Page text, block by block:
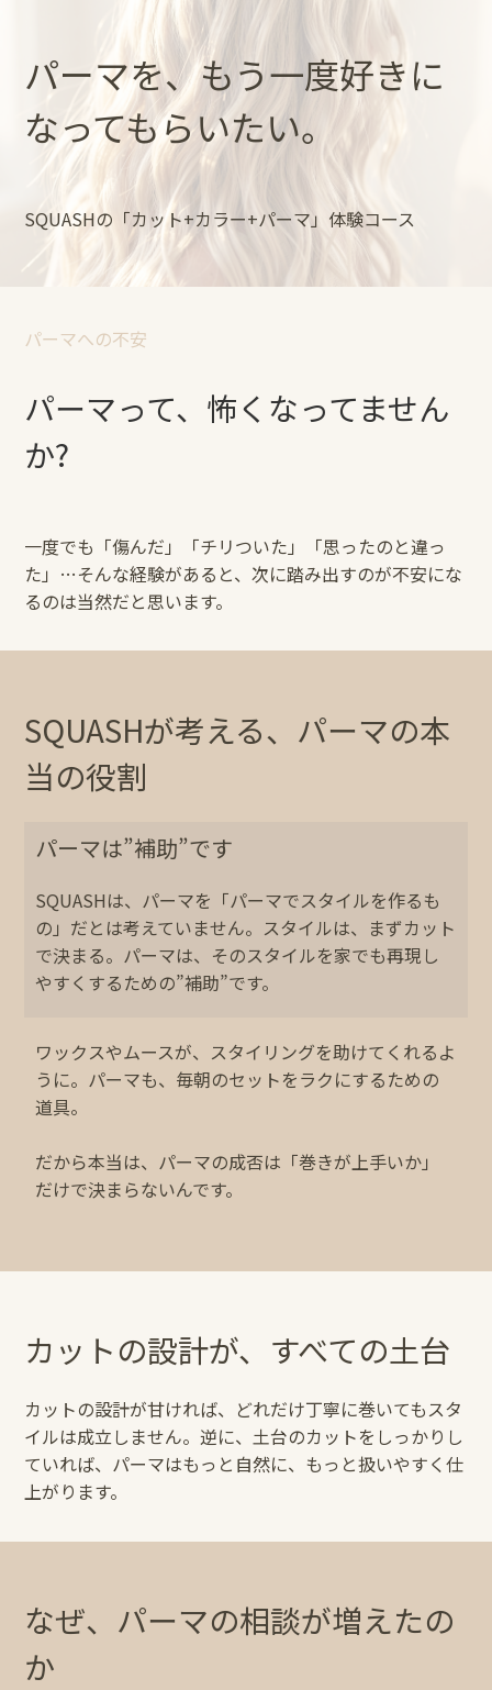
パーマを、もう⼀度好きに
なってもらいたい。
SQUASHの「カット+カラー+パーマ」体験コース
パーマへの不安
パーマって、怖くなってません
か?
一度でも「傷んだ」「チリついた」「思ったのと違っ
た」…そんな経験があると、次に踏み出すのが不安にな
るのは当然だと思います。
SQUASHが考える、パーマの本
当の役割
パーマは”補助”です
SQUASHは、パーマを「パーマでスタイルを作るも
の」だとは考えていません。スタイルは、まずカット
で決まる。パーマは、そのスタイルを家でも再現し
やすくするための”補助”です。
ワックスやムースが、スタイリングを助けてくれるよ
うに。パーマも、毎朝のセットをラクにするための
道具。
だから本当は、パーマの成否は「巻きが上手いか」
だけで決まらないんです。
カットの設計が、すべての⼟台
カットの設計が⽢ければ、どれだけ丁寧に巻いてもスタ
イルは成⽴しません。逆に、⼟台のカットをしっかりし
ていれば、パーマはもっと⾃然に、もっと扱いやすく仕
上がります。
なぜ、パーマの相談が増えたの
か